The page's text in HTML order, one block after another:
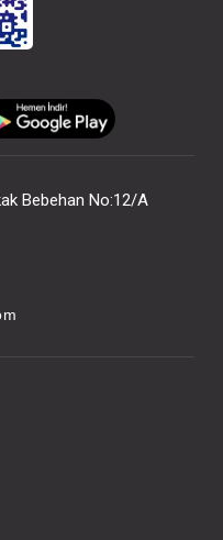
Bebehan No:12/A